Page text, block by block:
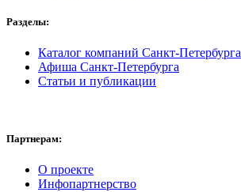
Разделы:
Каталог компаний Санкт-Петербурга
Афиша Санкт-Петербурга
Статьи и публикации
Партнерам:
О проекте
Инфопартнерство